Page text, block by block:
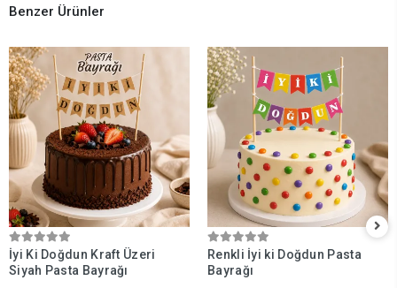
Benzer Ürünler
İyi Ki Doğdun Kraft Üzeri
Siyah Pasta Bayrağı
Renkli İyi ki Doğdun Pasta
Bayrağı